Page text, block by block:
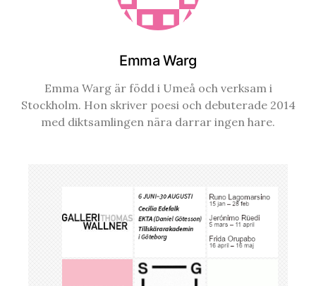
Emma Warg
Emma Warg är född i Umeå och verksam i
Stockholm. Hon skriver poesi och debuterade 2014
med diktsamlingen nära darrar ingen hare.